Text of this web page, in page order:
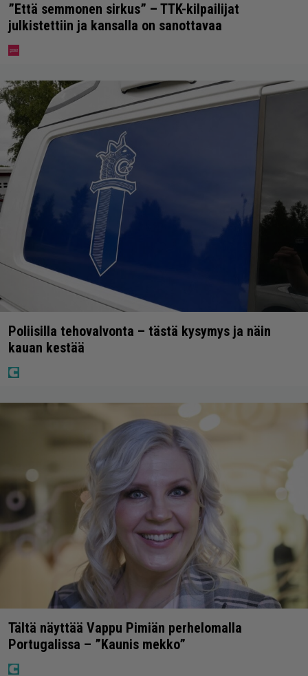
”Että semmonen sirkus” – TTK-kilpailijat
julkistettiin ja kansalla on sanottavaa
Poliisilla tehovalvonta – tästä kysymys ja näin
kauan kestää
Tältä näyttää Vappu Pimiän perhelomalla
Portugalissa – ”Kaunis mekko”